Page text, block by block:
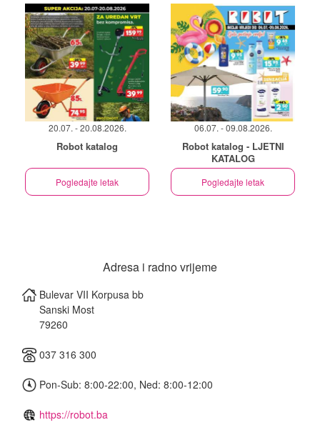
20.07. - 20.08.2026.
Robot katalog
Pogledajte letak
06.07. - 09.08.2026.
Robot katalog - LJETNI
KATALOG
Pogledajte letak
Adresa i radno vrijeme
Bulevar VII Korpusa bb
Sanski Most
79260
037 316 300
Pon-Sub: 8:00-22:00, Ned: 8:00-12:00
https://robot.ba